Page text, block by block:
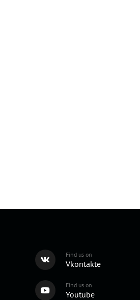
Find us on
Vkontakte
Find us on
Youtube